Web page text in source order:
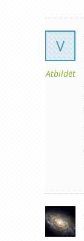
V
Atbildēt